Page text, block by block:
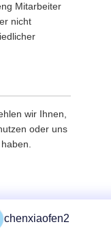
Mitarbeiter
nicht
wir Ihnen,
oder uns
chenxiaofen2